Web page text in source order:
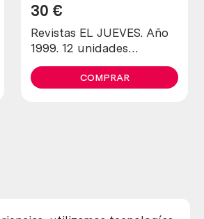
Revistas EL JUEVES. Año
1999. 12 unidades
diferentes.
30 €
COMPRAR